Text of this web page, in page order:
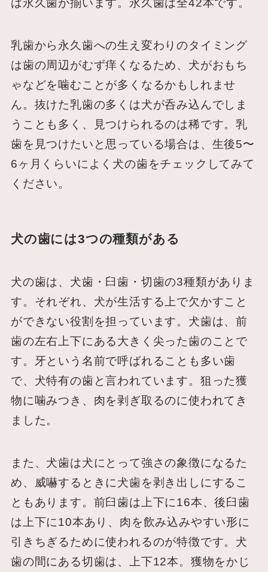
は永久歯が揃います。永久歯は全42本です。
乳歯から永久歯への生え変わりのタイミング
は歯の周辺がむず痒くなるため、犬がおもち
ゃなどを噛むことが多くなるかもしれませ
ん。抜けた乳歯の多くは犬が呑み込んでしま
うことも多く、見つけられるのは稀です。乳
歯を見つけたいと思っている場合は、生後5〜
6ヶ月くらいによく犬の歯をチェックしてみて
ください。
犬の歯には3つの種類がある
犬の歯は、犬歯・臼歯・切歯の3種類がありま
す。それぞれ、犬が生活する上で欠かすこと
ができない役割を担っています。犬歯は、前
歯の左右上下にある大きく尖った歯のことで
す。牙という名前で呼ばれることも多い歯
で、犬特有の歯と言われています。狙った獲
物に噛みつき、肉を剥ぎ取るのに使われてき
ました。
また、犬歯は犬にとって強さの象徴になるた
め、威嚇するときに犬歯を剥き出しにするこ
ともあります。前臼歯は上下に16本、後臼歯
は上下に10本あり、肉を飲み込みやすい形に
引きちぎるために使われるのが特徴です。犬
歯の間にある切歯は、上下12本。獲物をかじ